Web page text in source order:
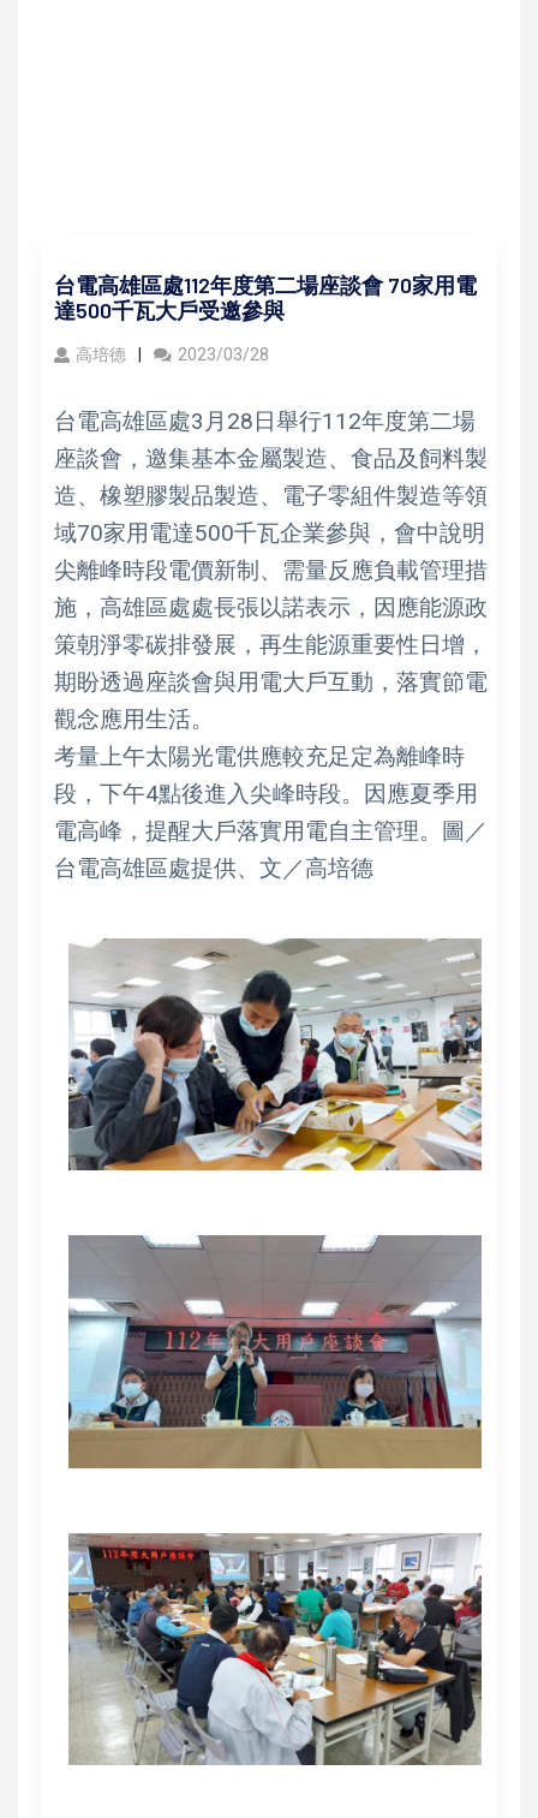
台電高雄區處112年度第二場座談會 70家用電
達500千瓦大戶受邀參與
高培德 2023/03/28
台電高雄區處3月28日舉行112年度第二場
座談會，邀集基本金屬製造、食品及飼料製
造、橡塑膠製品製造、電子零組件製造等領
域70家用電達500千瓦企業參與，會中說明
尖離峰時段電價新制、需量反應負載管理措
施，高雄區處處長張以諾表示，因應能源政
策朝淨零碳排發展，再生能源重要性日增，
期盼透過座談會與用電大戶互動，落實節電
觀念應用生活。
考量上午太陽光電供應較充足定為離峰時
段，下午4點後進入尖峰時段。因應夏季用
電高峰，提醒大戶落實用電自主管理。圖／
台電高雄區處提供、文／高培德